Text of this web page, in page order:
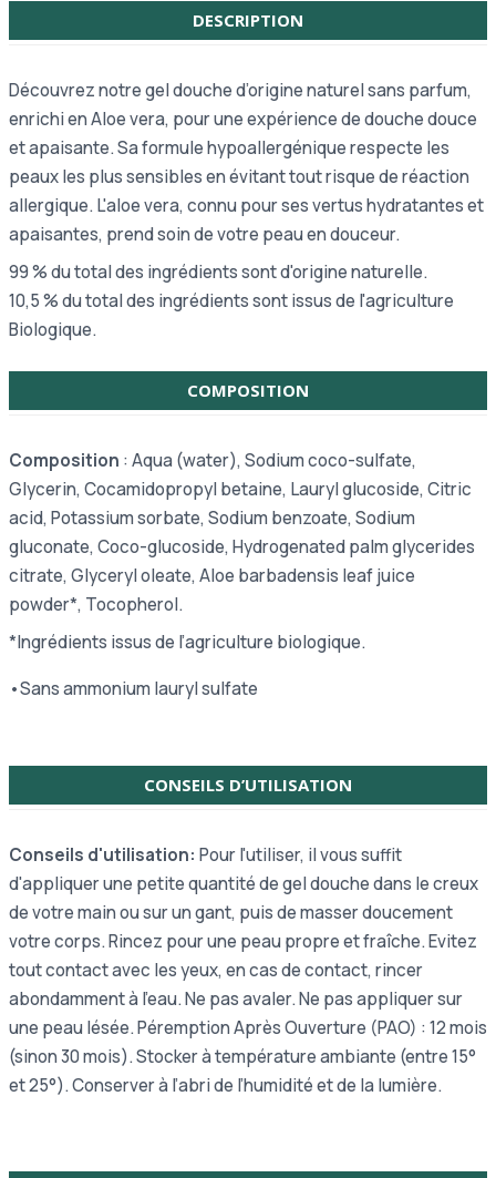
DESCRIPTION
Découvrez notre gel douche d’origine naturel sans parfum,
enrichi en Aloe vera, pour une expérience de douche douce
et apaisante. Sa formule hypoallergénique respecte les
peaux les plus sensibles en évitant tout risque de réaction
allergique. L'aloe vera, connu pour ses vertus hydratantes et
apaisantes, prend soin de votre peau en douceur.
99 % du total des ingrédients sont d'origine naturelle.
10,5 % du total des ingrédients sont issus de l'agriculture
Biologique.
COMPOSITION
Composition : Aqua (water), Sodium coco-sulfate,
Glycerin, Cocamidopropyl betaine, Lauryl glucoside, Citric
acid, Potassium sorbate, Sodium benzoate, Sodium
gluconate, Coco-glucoside, Hydrogenated palm glycerides
citrate, Glyceryl oleate, Aloe barbadensis leaf juice
powder*, Tocopherol.
*Ingrédients issus de l’agriculture biologique.
•Sans ammonium lauryl sulfate
CONSEILS D’UTILISATION
Conseils d'utilisation: Pour l'utiliser, il vous suffit
d'appliquer une petite quantité de gel douche dans le creux
de votre main ou sur un gant, puis de masser doucement
votre corps. Rincez pour une peau propre et fraîche. Evitez
tout contact avec les yeux, en cas de contact, rincer
abondamment à l’eau. Ne pas avaler. Ne pas appliquer sur
une peau lésée. Péremption Après Ouverture (PAO) : 12 mois
(sinon 30 mois). Stocker à température ambiante (entre 15°
et 25°). Conserver à l’abri de l’humidité et de la lumière.